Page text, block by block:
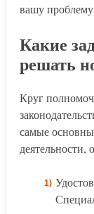
вашу
Какие
решать
Круг
самые
деятельности,